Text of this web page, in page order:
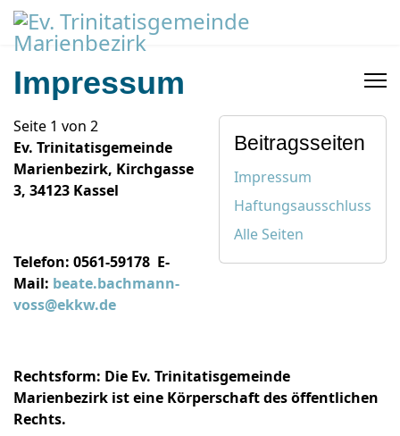
Impressum
Beitragsseiten
Impressum
Haftungsausschluss
Alle Seiten
Seite 1 von 2
Ev. Trinitatisgemeinde
Marienbezirk, Kirchgasse
3, 34123 Kassel
Telefon: 0561-59178 E‐
Mail: beate.bachmann-
voss@ekkw.de
Rechtsform: Die Ev. Trinitatisgemeinde
Marienbezirk ist eine Körperschaft des öffentlichen
Rechts.